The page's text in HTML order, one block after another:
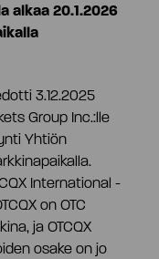
alkaa 20.1.2026
3.12.2025
Group Inc.:lle
Yhtiön
International -
on OTC
ja OTCQX
osake on jo